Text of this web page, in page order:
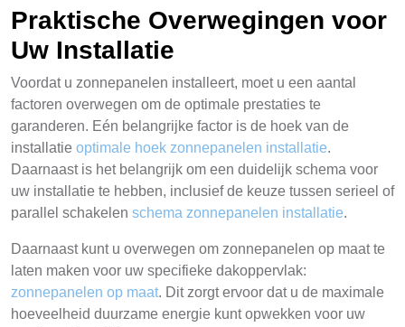
Praktische Overwegingen voor
Uw Installatie
Voordat u zonnepanelen installeert, moet u een aantal
factoren overwegen om de optimale prestaties te
garanderen. Eén belangrijke factor is de hoek van de
installatie optimale hoek zonnepanelen installatie.
Daarnaast is het belangrijk om een duidelijk schema voor
uw installatie te hebben, inclusief de keuze tussen serieel of
parallel schakelen schema zonnepanelen installatie.
Daarnaast kunt u overwegen om zonnepanelen op maat te
laten maken voor uw specifieke dakoppervlak:
zonnepanelen op maat. Dit zorgt ervoor dat u de maximale
hoeveelheid duurzame energie kunt opwekken voor uw